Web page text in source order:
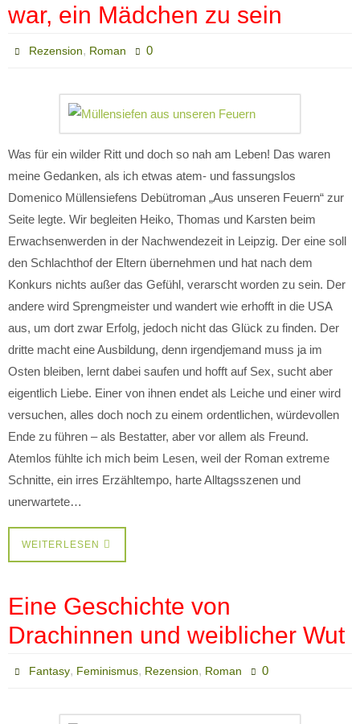
war, ein Mädchen zu sein
Rezension, Roman 0
Was für ein wilder Ritt und doch so nah am Leben! Das waren
meine Gedanken, als ich etwas atem- und fassungslos
Domenico Müllensiefens Debütroman „Aus unseren Feuern“ zur
Seite legte. Wir begleiten Heiko, Thomas und Karsten beim
Erwachsenwerden in der Nachwendezeit in Leipzig. Der eine soll
den Schlachthof der Eltern übernehmen und hat nach dem
Konkurs nichts außer das Gefühl, verarscht worden zu sein. Der
andere wird Sprengmeister und wandert wie erhofft in die USA
aus, um dort zwar Erfolg, jedoch nicht das Glück zu finden. Der
dritte macht eine Ausbildung, denn irgendjemand muss ja im
Osten bleiben, lernt dabei saufen und hofft auf Sex, sucht aber
eigentlich Liebe. Einer von ihnen endet als Leiche und einer wird
versuchen, alles doch noch zu einem ordentlichen, würdevollen
Ende zu führen – als Bestatter, aber vor allem als Freund.
Atemlos fühlte ich mich beim Lesen, weil der Roman extreme
Schnitte, ein irres Erzähltempo, harte Alltagsszenen und
unerwartete…
WEITERLESEN
Eine Geschichte von
Drachinnen und weiblicher Wut
Fantasy, Feminismus, Rezension, Roman 0